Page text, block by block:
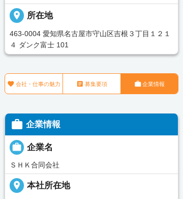
place 所在地
463‐0004 愛知県名古屋市守山区吉根３丁目１２１
４ ダンク富士 101
 会社・仕事の魅力  募集要項 企業情報
 企業情報
 企業名
ＳＨＫ合同会社
place 本社所在地